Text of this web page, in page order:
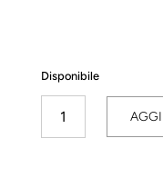
Disponibile
NAV-